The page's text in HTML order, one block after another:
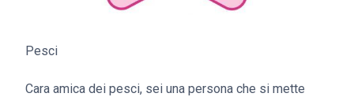
Pesci
Cara amica dei pesci, sei una persona che si mette